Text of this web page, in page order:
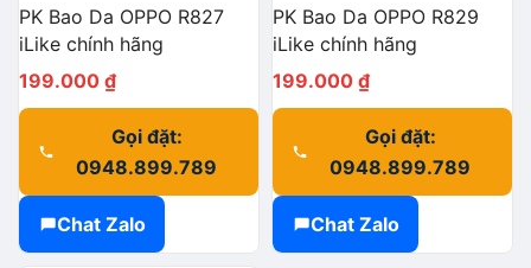
PK Bao Da OPPO R827
iLike chính hãng
199.000 ₫
Gọi đặt:
0948.899.789
Chat Zalo
PK Bao Da OPPO R829
iLike chính hãng
199.000 ₫
Gọi đặt:
0948.899.789
Chat Zalo